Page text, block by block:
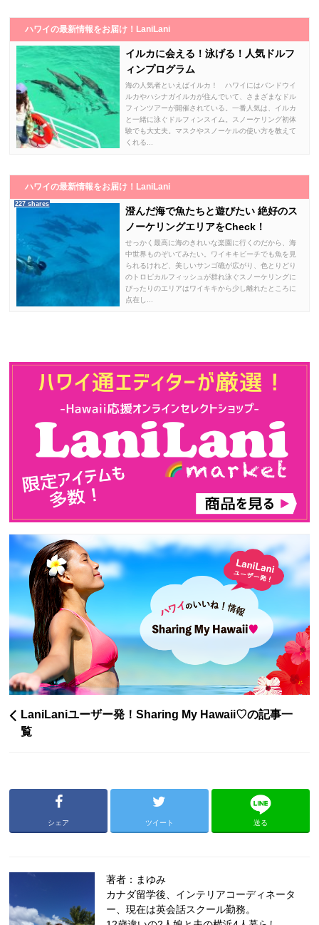
ハワイの最新情報をお届け！LaniLani
イルカに会える！泳げる！人気ドルフ
ィンプログラム
海の人気者といえばイルカ！ ハワイにはバンドウイ
ルカやハシナガイルカが住んでいて、さまざまなドル
フィンツアーが開催されている。一番人気は、イルカ
と一緒に泳ぐドルフィンスイム。スノーケリング初体
験でも大丈夫。マスクやスノーケルの使い方を教えて
くれる...
ハワイの最新情報をお届け！LaniLani
227 shares
澄んだ海で魚たちと遊びたい 絶好のス
ノーケリングエリアをCheck！
せっかく最高に海のきれいな楽園に行くのだから、海
中世界ものぞいてみたい。ワイキキビーチでも魚を見
られるけれど、美しいサンゴ礁が広がり、色とりどり
のトロピカルフィッシュが群れ泳ぐスノーケリングに
ぴったりのエリアはワイキキから少し離れたところに
点在し...
LaniLaniユーザー発！Sharing My Hawaii♡の記事一
覧
シェア ツイート 送る
著者：まゆみ
カナダ留学後、インテリアコーディネータ
ー、現在は英会話スクール勤務。